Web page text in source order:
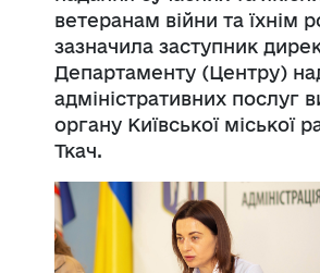
ветеранам війни та їхнім
зазначила заступник
Департаменту (Центру)
адміністративних послуг
органу Київської міської
Ткач.